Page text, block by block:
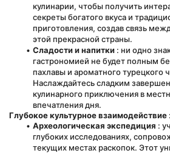
кулинарии, чтобы получить
секреты богатого вкуса и
приготовления, создав связь
этой прекрасной страны.
Сладости и напитки : ни одно
гастрономией не будет полным
пахлавы и ароматного турецкого
Наслаждайтесь сладким
кулинарного приключения в
впечатления дня.
Глубокое культурное взаимодействие :
Археологическая экспедиция :
глубоких исследованиях,
текущих местах раскопок. Этот